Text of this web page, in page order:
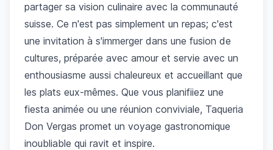
partager sa vision culinaire avec la communauté
suisse. Ce n'est pas simplement un repas; c'est
une invitation à s'immerger dans une fusion de
cultures, préparée avec amour et servie avec un
enthousiasme aussi chaleureux et accueillant que
les plats eux-mêmes. Que vous planifiiez une
fiesta animée ou une réunion conviviale, Taqueria
Don Vergas promet un voyage gastronomique
inoubliable qui ravit et inspire.